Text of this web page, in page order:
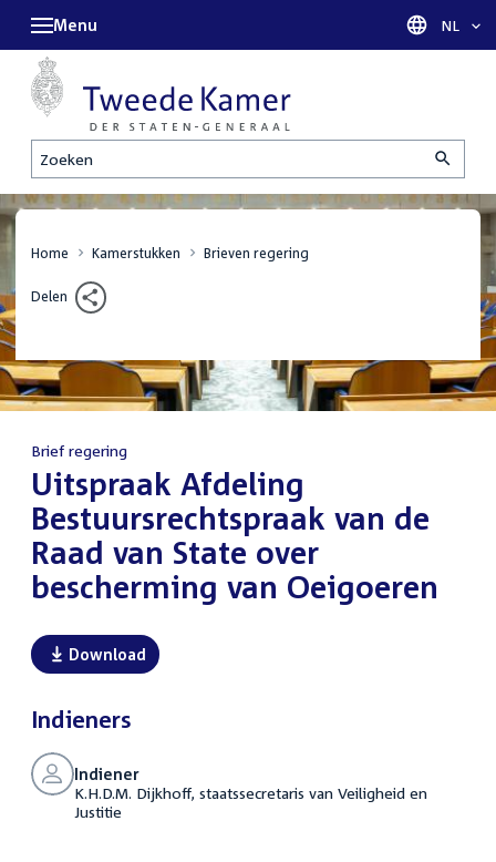
Zoeken
Menu Taal
NL
Home Kamerstukken Brieven regering
Delen
Brief regering
:Uitspraak Afdeling
Bestuursrechtspraak van de
Raad van State over
bescherming van Oeigoeren
Download
Indieners
Indiener
K.H.D.M. Dijkhoff, staatssecretaris van Veiligheid en
Justitie